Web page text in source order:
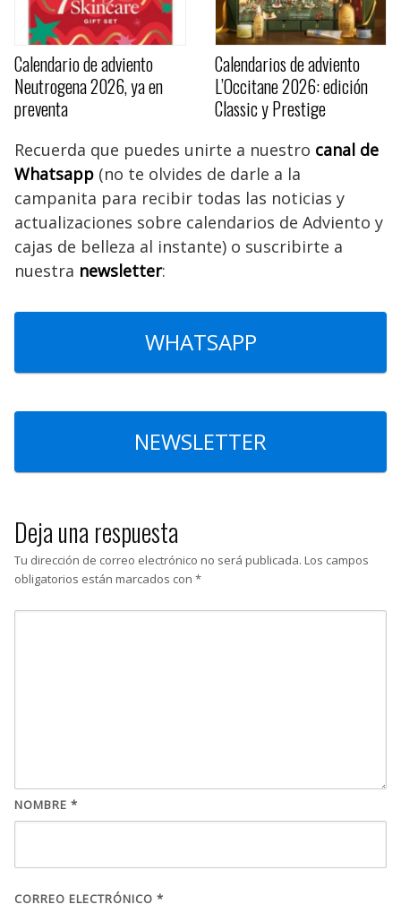
Calendario de adviento
Neutrogena 2026, ya en
preventa
Calendarios de adviento
L’Occitane 2026: edición
Classic y Prestige
Recuerda que puedes unirte a nuestro canal de
Whatsapp (no te olvides de darle a la
campanita para recibir todas las noticias y
actualizaciones sobre calendarios de Adviento y
cajas de belleza al instante) o suscribirte a
nuestra newsletter:
WHATSAPP
NEWSLETTER
Deja una respuesta
Tu dirección de correo electrónico no será publicada. Los campos
obligatorios están marcados con *
NOMBRE *
CORREO ELECTRÓNICO *